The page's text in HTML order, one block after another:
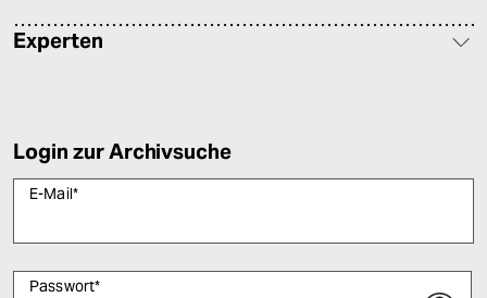
Experten
Login zur Archivsuche
E-Mail*
Passwort*